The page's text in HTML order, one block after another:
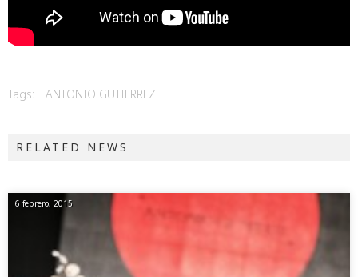
Tags: ANTONIO GUTIERREZ
RELATED NEWS
6 febrero, 2015